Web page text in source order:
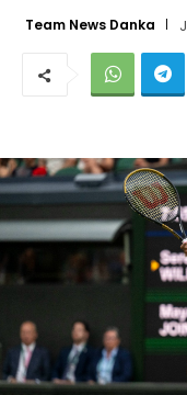
Team News Danka